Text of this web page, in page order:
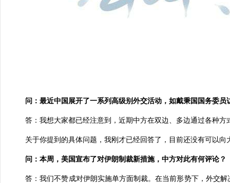
问：最近中国展开了一系列高级别外交活动，如戴秉国国务委员
答：我想大家都已经注意到，近期中方在双边、多边通过各种方
关于你提到的具体问题，我刚才已经回答了，目前还没有可以向
问：本周，美国宣布了对伊朗制裁新措施，中方对此有何评论？
答：我们不赞成对伊朗实施单方面制裁。在当前形势下，外交解